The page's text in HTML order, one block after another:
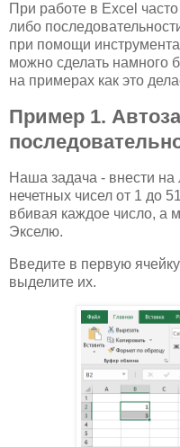
При работе в Excel
либо
при помощи
можно сделать намного
на примерах как это
Пример 1.
Наша задача - внести на
нечетных чисел от 1 до
вбивая каждое число, а
Экселю.
Введите в первую
выделите их.